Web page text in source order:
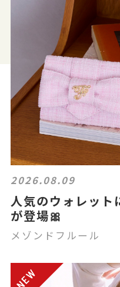
2026.08.09
人気のウォレット
が登場🎀
メゾンドフルール